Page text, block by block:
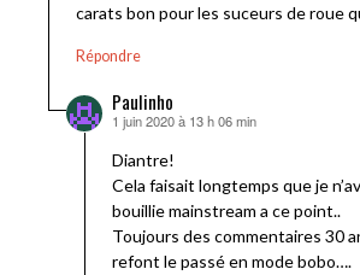
carats bon pour les suceurs de roue
Répondre
Paulinho
dit :
1 juin 2020 à 13 h 06 min
Diantre!
Cela faisait longtemps que je
bouillie mainstream a ce point..
Toujours des commentaires 30
refont le passé en mode bobo….